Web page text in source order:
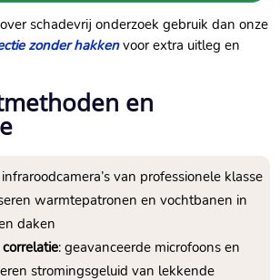
schadevrij onderzoek gebruik dan onze
zonder hakkenvoor extra uitleg en
en
infraroodcamera’s van professionele klasse
warmtepatronen en vochtbanen in
daken
: geavanceerde microfoons en
stromingsgeluid van lekkende